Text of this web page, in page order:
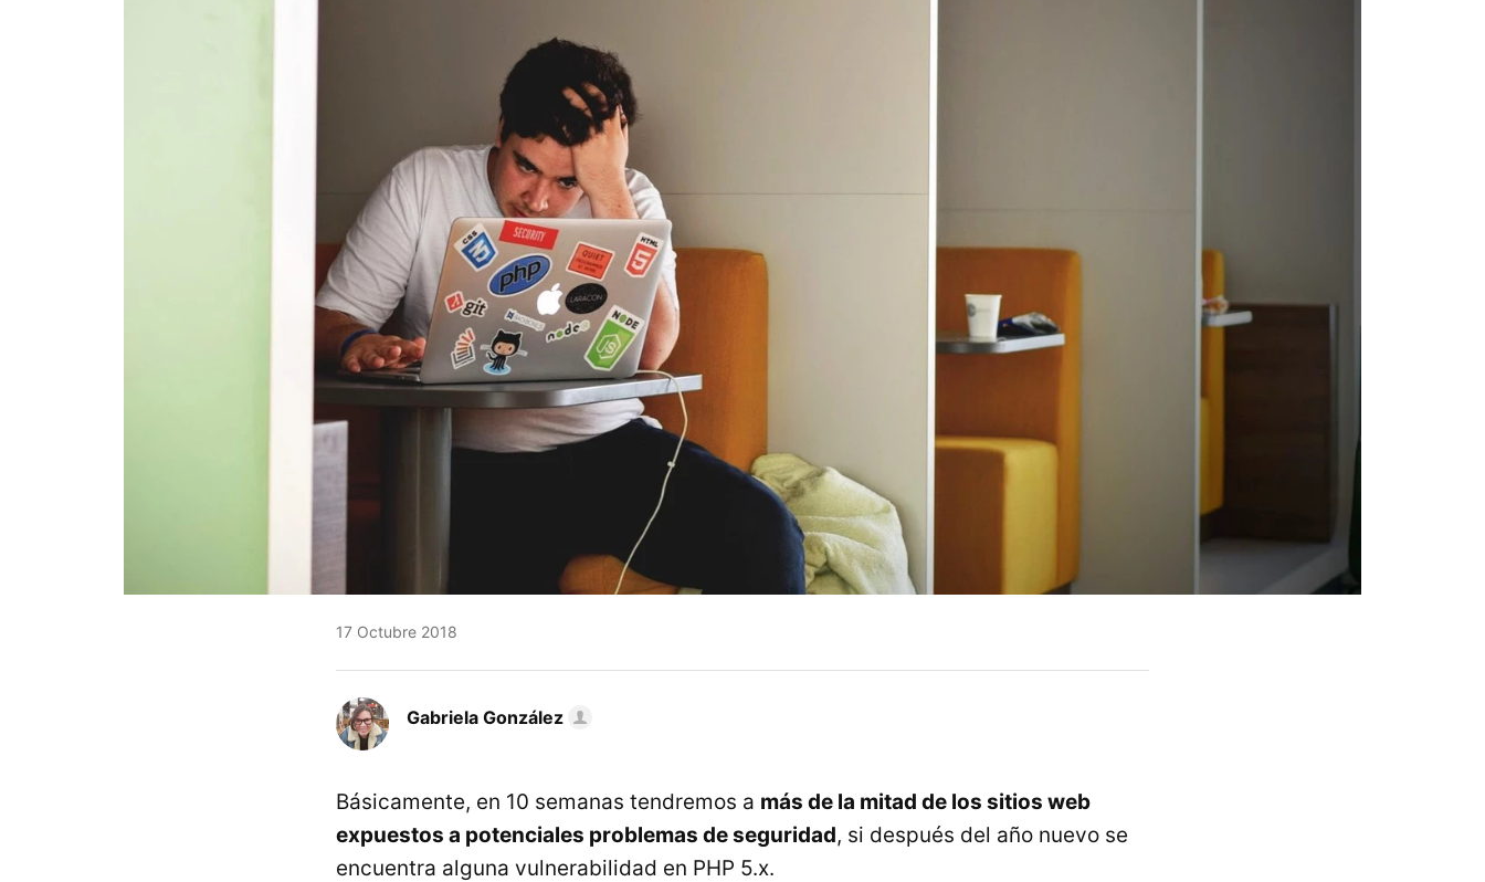
17 Octubre 2018
Gabriela González
Básicamente, en 10 semanas tendremos a más de la mitad de los sitios web
expuestos a potenciales problemas de seguridad, si después del año nuevo se
encuentra alguna vulnerabilidad en PHP 5.x.